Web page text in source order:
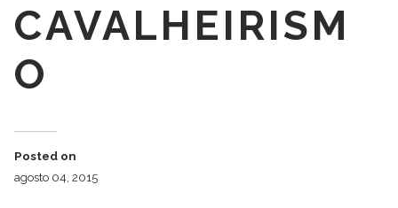
CAVALHEIRISM
O
Posted on
agosto 04, 2015